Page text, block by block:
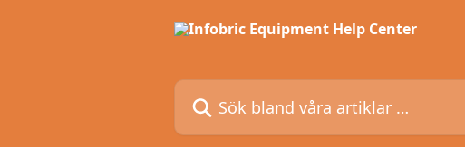
Sök bland våra artiklar …